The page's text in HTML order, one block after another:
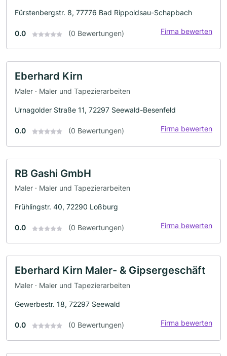
Fürstenbergstr. 8, 77776 Bad Rippoldsau-Schapbach
0.0 (0 Bewertungen) Firma bewerten
Eberhard Kirn
Maler · Maler und Tapezierarbeiten
Urnagolder Straße 11, 72297 Seewald-Besenfeld
0.0 (0 Bewertungen) Firma bewerten
RB Gashi GmbH
Maler · Maler und Tapezierarbeiten
Frühlingstr. 40, 72290 Loßburg
0.0 (0 Bewertungen) Firma bewerten
Eberhard Kirn Maler- & Gipsergeschäft
Maler · Maler und Tapezierarbeiten
Gewerbestr. 18, 72297 Seewald
0.0 (0 Bewertungen) Firma bewerten